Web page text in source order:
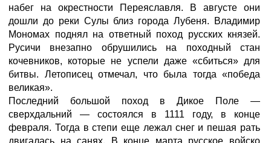
набег на окрестности Переяславля. В августе они
дошли до реки Сулы близ города Лубеня. Владимир
Мономах поднял на ответный поход русских князей.
Русичи внезапно обрушились на походный стан
кочевников, которые не успели даже «сбиться» для
битвы. Летописец отмечал, что была тогда «победа
великая».
Последний большой поход в Дикое Поле —
сверхдальний — состоялся в 1111 году, в конце
февраля. Тогда в степи еще лежал снег и пешая рать
двигалась на санях. В конце марта русское войско